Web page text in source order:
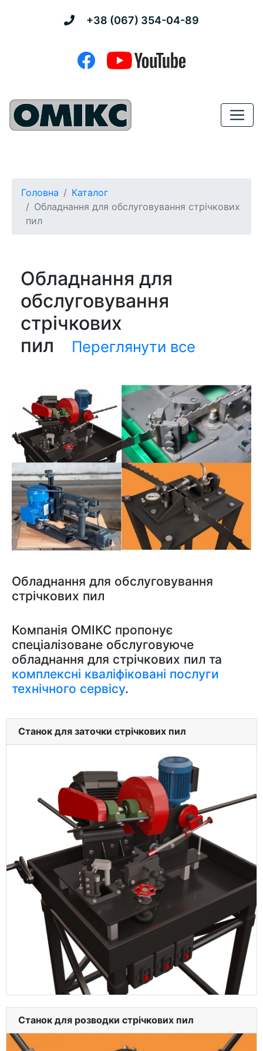
+38 (067) 354-04-89
Головна
Каталог
Обладнання для обслуговування стрічкових
пил
Обладнання для
обслуговування
стрічкових
пил
Переглянути все
Обладнання для обслуговування
стрічкових пил
Компанія ОМІКС пропонує
спеціалізоване обслуговуюче
обладнання для стрічкових пил та
комплексні кваліфіковані послуги
технічного сервісу.
Станок для заточки стрічкових пил
Станок для розводки стрічкових пил